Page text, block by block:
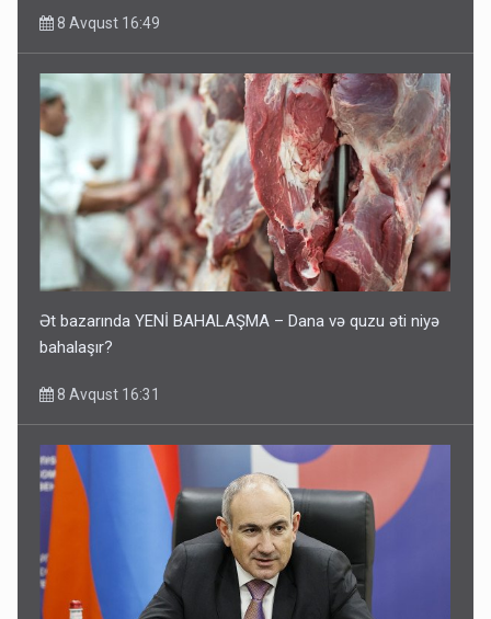
8 Avqust 16:49
Ət bazarında YENİ BAHALAŞMA – Dana və quzu əti niyə
bahalaşır?
8 Avqust 16:31